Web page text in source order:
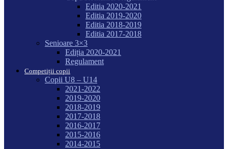
Editia 2020-2021
Editia 2019-2020
Editia 2018-2019
Editia 2017-2018
Senioare 3×3
Ediția 2020-2021
Regulament
Competiții copii
Copii U8 – U14
2021-2022
2019-2020
2018-2019
2017-2018
2016-2017
2015-2016
2014-2015